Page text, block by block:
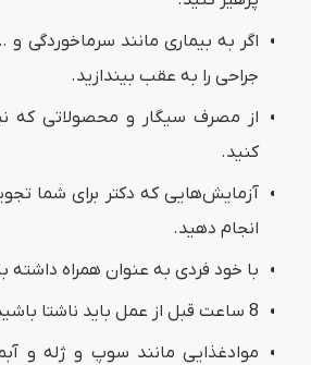
اگر به بیماری مانند سرماخوردگی و
جراحی را به عقب بیندازید.
از مصرف سیگار و محصولاتی که
کنید.
آزمایش‌هایی که دکتر برای شما
انجام دهید.
با خود فردی به عنوان همراه داشته
8 ساعت قبل از عمل باید ناشتا باشید.
موادغذایی مانند سوپ و ژله و